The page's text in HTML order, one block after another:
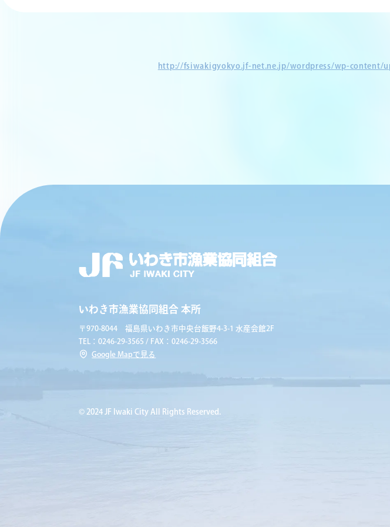
http://fsiwakigyokyo.jf-net.ne.jp/wordpress/wp-content/
いわき市漁業協同組合 本所
〒970-8044 福島県いわき市中央台飯野4-3-1 水産会館2F
TEL：0246-29-3565 / FAX：0246-29-3566
Google Mapで見る
© 2024 JF Iwaki City All Rights Reserved.